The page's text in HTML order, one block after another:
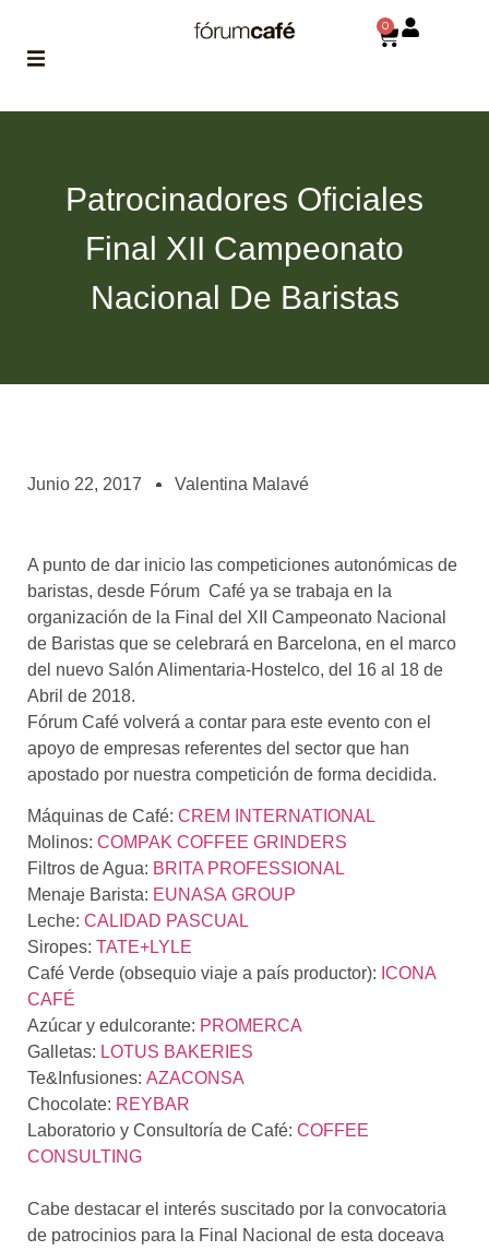
asociados
el café siempre tiene
algo nuevo que
enseñarnos
BOLSA DE TRABAJO
¡te imaginas vivir de tu pasión
por el café?
CONTACTO
¡queremos saber
0
Patrocinadores Oficiales
Final XII Campeonato
Nacional De Baristas
Junio 22, 2017 Valentina Malavé
A punto de dar inicio las competiciones autonómicas de
baristas, desde Fórum Café ya se trabaja en la
organización de la Final del XII Campeonato Nacional
de Baristas que se celebrará en Barcelona, en el marco
del nuevo Salón Alimentaria-Hostelco, del 16 al 18 de
Abril de 2018.
Fórum Café volverá a contar para este evento con el
apoyo de empresas referentes del sector que han
apostado por nuestra competición de forma decidida.
Máquinas de Café: CREM INTERNATIONAL
Molinos: COMPAK COFFEE GRINDERS
Filtros de Agua: BRITA PROFESSIONAL
Menaje Barista: EUNASA GROUP
Leche: CALIDAD PASCUAL
Siropes: TATE+LYLE
Café Verde (obsequio viaje a país productor): ICONA
CAFÉ
Azúcar y edulcorante: PROMERCA
Galletas: LOTUS BAKERIES
Te&Infusiones: AZACONSA
Chocolate: REYBAR
Laboratorio y Consultoría de Café: COFFEE
CONSULTING
Cabe destacar el interés suscitado por la convocatoria
de patrocinios para la Final Nacional de esta doceava